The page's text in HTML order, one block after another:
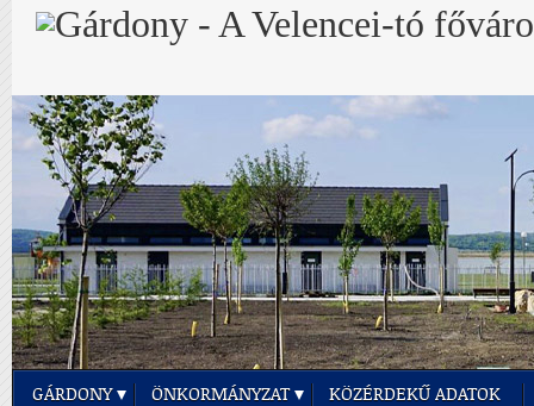
GÁRDONY ÖNKORMÁNYZAT KÖZÉRDEKŰ ADATOK